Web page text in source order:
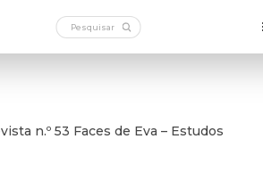
n.º 53 Faces de Eva – Estudos